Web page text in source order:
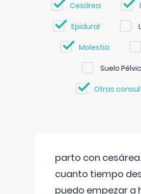
Cesárea
Epidural
Molestia
Suelo
Otras
parto con cesárea.
cuanto tiempo
puedo empezar a